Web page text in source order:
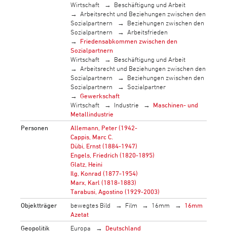
Wirtschaft
Beschäftigung und Arbeit
Arbeitsrecht und Beziehungen zwischen den
Sozialpartnern
Beziehungen zwischen den
Sozialpartnern
Arbeitsfrieden
Friedensabkommen zwischen den
Sozialpartnern
Wirtschaft
Beschäftigung und Arbeit
Arbeitsrecht und Beziehungen zwischen den
Sozialpartnern
Beziehungen zwischen den
Sozialpartnern
Sozialpartner
Gewerkschaft
Wirtschaft
Industrie
Maschinen- und
Metallindustrie
Personen
Allemann, Peter (1942-
Cappis, Marc C.
Dübi, Ernst (1884-1947)
Engels, Friedrich (1820-1895)
Glatz, Heini
Ilg, Konrad (1877-1954)
Marx, Karl (1818-1883)
Tarabusi, Agostino (1929-2003)
Objektträger
bewegtes Bild Film 16mm
16mm
Azetat
Geopolitik
Europa Deutschland